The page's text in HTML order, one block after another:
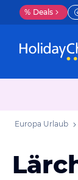
% Deals
Europa Urlaub